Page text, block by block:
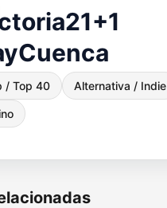
/ Top 40 Alternativa / Indie